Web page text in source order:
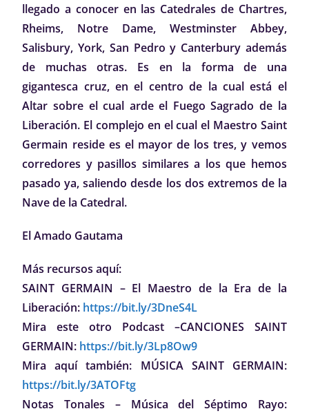
llegado a conocer en las Catedrales de Chartres,
Rheims, Notre Dame, Westminster Abbey,
Salisbury, York, San Pedro y Canterbury además
de muchas otras. Es en la forma de una
gigantesca cruz, en el centro de la cual está el
Altar sobre el cual arde el Fuego Sagrado de la
Liberación. El complejo en el cual el Maestro Saint
Germain reside es el mayor de los tres, y vemos
corredores y pasillos similares a los que hemos
pasado ya, saliendo desde los dos extremos de la
Nave de la Catedral.
El Amado Gautama
Más recursos aquí:
SAINT GERMAIN – El Maestro de la Era de la
Liberación: https://bit.ly/3DneS4L
Mira este otro Podcast –CANCIONES SAINT
GERMAIN: https://bit.ly/3Lp8Ow9
Mira aquí también: MÚSICA SAINT GERMAIN:
https://bit.ly/3ATOFtg
Notas Tonales – Música del Séptimo Rayo: